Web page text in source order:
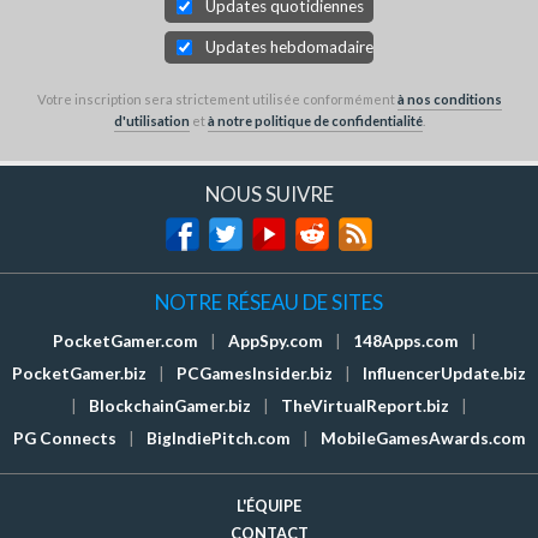
Updates quotidiennes
Updates hebdomadaires
Votre inscription sera strictement utilisée conformémentà nos conditions
d'utilisation età notre politique de confidentialité.
NOUS SUIVRE
NOTRE RÉSEAU DE SITES
PocketGamer.com AppSpy.com 148Apps.com
PocketGamer.biz
PCGamesInsider.biz
InfluencerUpdate.biz
BlockchainGamer.biz TheVirtualReport.biz
PG Connects
BigIndiePitch.com MobileGamesAwards.com
L'ÉQUIPE
CONTACT